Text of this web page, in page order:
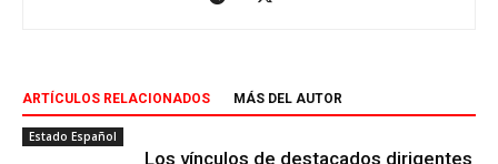
ARTÍCULOS RELACIONADOS MÁS DEL AUTOR
Estado Español
Los vínculos de destacados dirigentes